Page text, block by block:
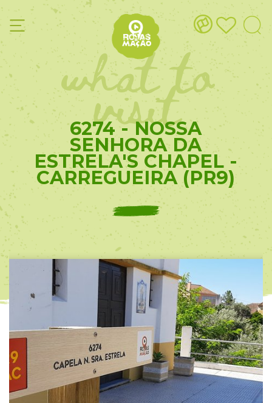
what to
visit
6274 - NOSSA
SENHORA DA
ESTRELA'S CHAPEL -
CARREGUEIRA (PR9)